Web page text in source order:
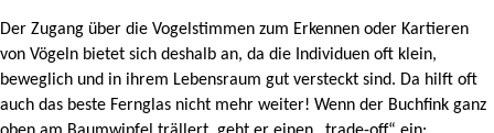
Der Zugang über die Vogelstimmen zum Erkennen oder Kartieren
von Vögeln bietet sich deshalb an, da die Individuen oft klein,
beweglich und in ihrem Lebensraum gut versteckt sind. Da hilft oft
auch das beste Fernglas nicht mehr weiter! Wenn der Buchfink ganz